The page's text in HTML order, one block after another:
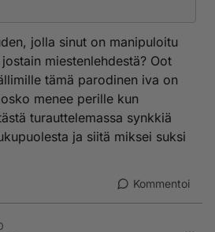
jolla sinut on manipuloitu
miestenlehdestä? Oot
tämä parodinen iva on
menee perille kun
turauttelemassa synkkiä
ja siitä miksei suksi
Kommentoi